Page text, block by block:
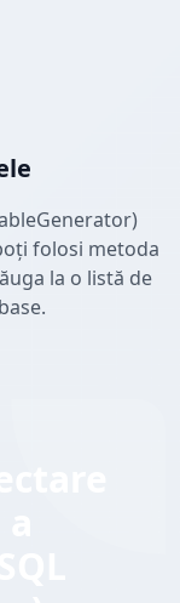
folosi metoda
la o listă de